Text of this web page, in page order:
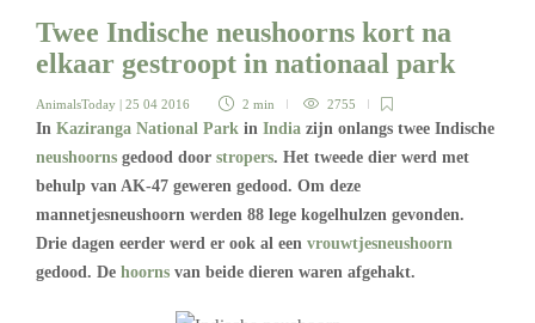
Twee Indische neushoorns kort na
elkaar gestroopt in nationaal park
AnimalsToday | 25 04 2016 2 min 2755
In Kaziranga National Park in India zijn onlangs twee Indische
neushoorns gedood door stropers. Het tweede dier werd met
behulp van AK-47 geweren gedood. Om deze
mannetjesneushoorn werden 88 lege kogelhulzen gevonden.
Drie dagen eerder werd er ook al een vrouwtjesneushoorn
gedood. De hoorns van beide dieren waren afgehakt.